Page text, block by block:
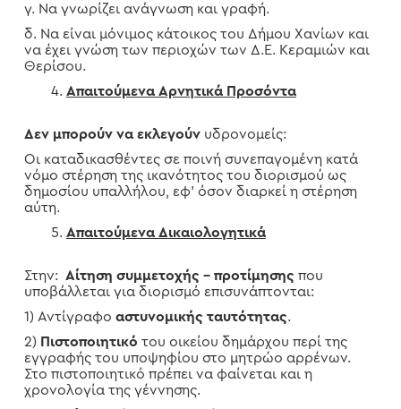
γ. Να γνωρίζει ανάγνωση και γραφή.
δ. Να είναι μόνιμος κάτοικος του Δήμου Χανίων και
να έχει γνώση των περιοχών των Δ.Ε. Κεραμιών και
Θερίσου.
Απαιτούμενα Αρνητικά Προσόντα
Δεν μπορούν να εκλεγούνυδρονομείς:
Οι καταδικασθέντες σε ποινή συνεπαγομένη κατά
νόμο στέρηση της ικανότητος του διορισμού ως
δημοσίου υπαλλήλου, εφ’ όσον διαρκεί η στέρηση
αύτη.
Απαιτούμενα Δικαιολογητικά
Στην: Αίτηση συμμετοχής – προτίμησης που
υποβάλλεται για διορισμό επισυνάπτονται:
1) Αντίγραφο αστυνομικής ταυτότητας.
2) Πιστοποιητικό του οικείου δημάρχου περί της
εγγραφής του υποψηφίου στο μητρώο αρρένων.
Στο πιστοποιητικό πρέπει να φαίνεται και η
χρονολογία της γέννησης.